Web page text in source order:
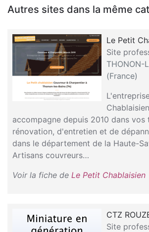
Autres sites dans la même
Le Petit
Site
THONON-
(France)
accompagne depuis 2010 dans vos
rénovation, d'entretien et de
dans le département de la Haute-
Artisans couvreurs…
Voir la fiche de Le Petit Chablaisien
CTZ
Site